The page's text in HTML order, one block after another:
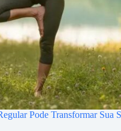
Pode Transformar Sua